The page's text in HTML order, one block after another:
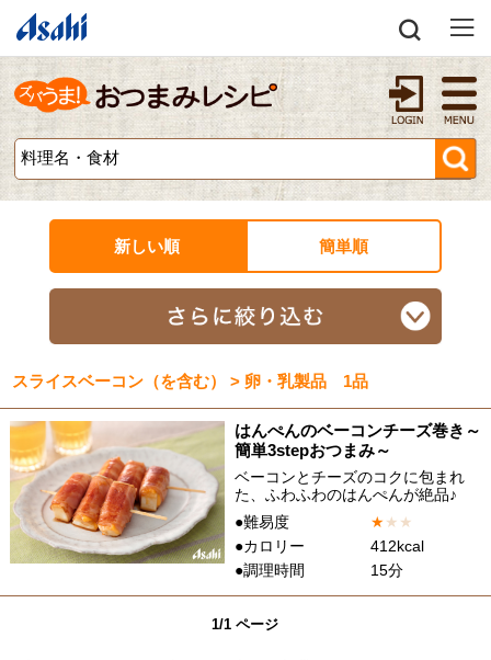
新しい順 簡単順
スライスベーコン（を含む） > 卵・乳製品 1品
はんぺんのベーコンチーズ巻き～
簡単3stepおつまみ～
ベーコンとチーズのコクに包まれ
た、ふわふわのはんぺんが絶品♪
●難易度
★★ ★
●カロリー
412kcal
●調理時間
15分
1/1 ページ